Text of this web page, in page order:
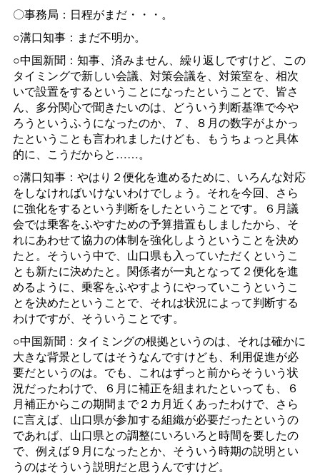
〇事務局：日程がまだ・・・。
○溝口知事：まだ不明か。
○中国新聞：知事、済みません、繰り返しですけど、この
タイミングで新しい会議、対策会議を、対策室を、相次
いで設置をするということになったということで、皆さ
ん、多分関心で聞きたいのは、どういう判断基準で今や
ろうというふうになったのか、７、８月の数字がよかっ
たということも言われましたけども、もうちょっと具体
的に、こうだからと……。
○溝口知事：やはり２便化を進めるために、いろんな対応
をしなければいけないわけでしょう。それを今回、さら
に強化をするという判断をしたということです。６月議
会では乗客をふやすための予算措置もしましたから、そ
れにあわせて協力の体制を強化しようということを決め
たと。そういう中で、山口県も入っていただくというこ
とも新たに決めたと。関係者が一丸となって２便化を進
めるように、乗客をふやすようにやっていこうというこ
とを決めたということで、それは状況によって判断する
わけですが、そういうことです。
○中国新聞：タイミングの根拠というのは、それは確かに
大きな背景としてはそうなんですけども、利用促進が必
要だというのは。でも、これはずっと前からそういう状
況だったわけで、６月に補正を組まれたといっても、６
月補正からこの期間まで２カ月近くあったわけで、さら
に言えば、山口県が参加する組織が必要だったというの
であれば、山口県との調整にいろいろと時間を要したの
で、例えば９月になったとか、そういう時期の説明とい
うのはそういう説明だと思うんですけど。